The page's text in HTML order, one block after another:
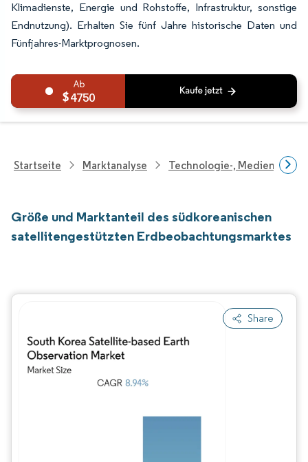
Klimadienste, Energie und Rohstoffe, Infrastruktur, sonstige
Endnutzung). Erhalten Sie fünf Jahre historische Daten und
Fünfjahres-Marktprognosen.
4750
Startseite Marktanalyse Technologie-, Medien- Und
Größe und Marktanteil des südkoreanischen
satellitengestützten Erdbeobachtungsmarktes
Share